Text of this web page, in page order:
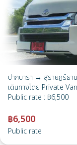
ปากบารา → สุราษฎร์ธานี
เดินทางโดย Private Van
Public rate : ฿6,500
฿6,500
Public rate